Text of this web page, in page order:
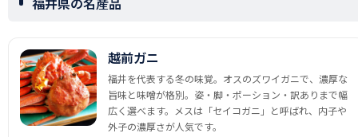
越前ガニ
福井を代表する冬の味覚。オスのズワイガニで、濃厚な
旨味と味噌が格別。姿・脚・ポーション・訳ありまで幅
広く選べます。メスは「セイコガニ」と呼ばれ、内子や
外子の濃厚さが人気です。